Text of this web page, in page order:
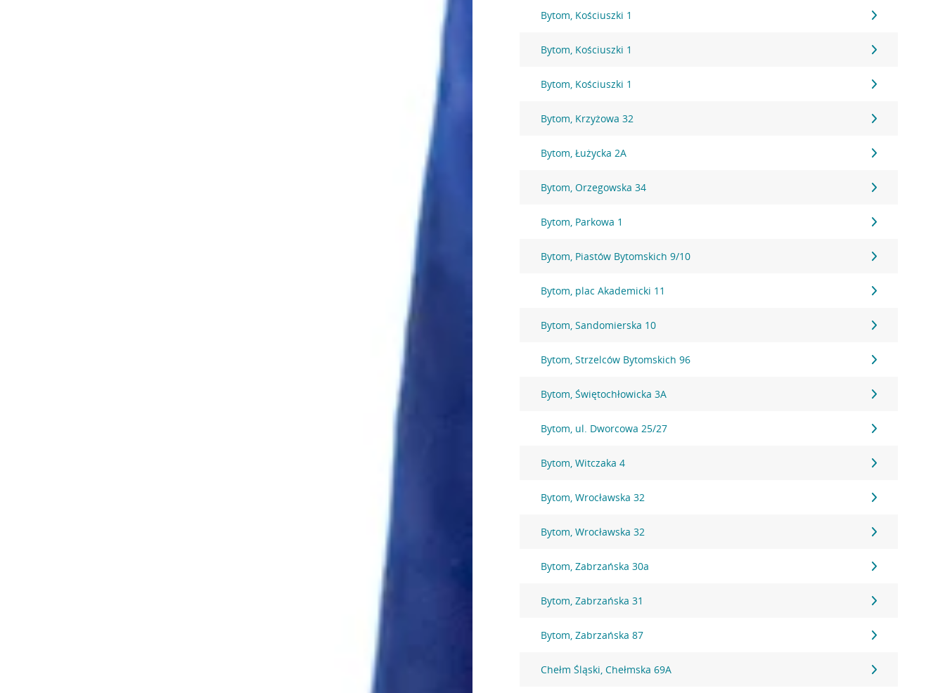
Bytom, Kościuszki 1
Bytom, Kościuszki 1
Bytom, Kościuszki 1
Bytom, Krzyżowa 32
Bytom, Łużycka 2A
Bytom, Orzegowska 34
Bytom, Parkowa 1
Bytom, Piastów Bytomskich 9/10
Bytom, plac Akademicki 11
Bytom, Sandomierska 10
Bytom, Strzelców Bytomskich 96
Bytom, Świętochłowicka 3A
Bytom, ul. Dworcowa 25/27
Bytom, Witczaka 4
Bytom, Wrocławska 32
Bytom, Wrocławska 32
Bytom, Zabrzańska 30a
Bytom, Zabrzańska 31
Bytom, Zabrzańska 87
Chełm Śląski, Chełmska 69A